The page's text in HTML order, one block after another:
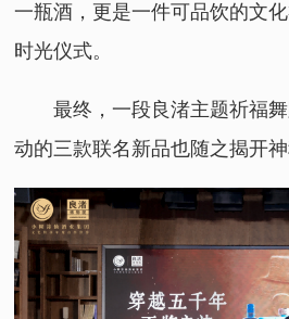
一瓶酒，更是一件可品饮的文
时光仪式。
最终，一段良渚主题祈福
动的三款联名新品也随之揭开神